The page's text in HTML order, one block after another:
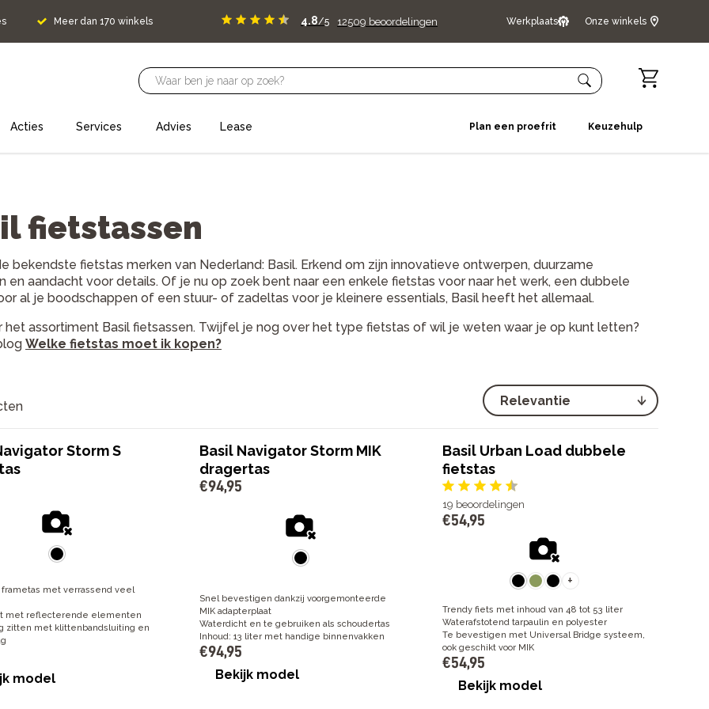
Meer dan 170 winkels 4.8/5 12509 beoordelingen Werkplaats Onze winkels
Acties Services Advies Lease Plan een proefrit Keuzehulp
fietstassen
bekendste fietstas merken van Nederland: Basil. Erkend om zijn innovatieve ontwerpen, duurzame
en aandacht voor details. Of je nu op zoek bent naar een enkele fietstas voor naar het werk, een dubbele
al je boodschappen of een stuur- of zadeltas voor je kleinere essentials, Basil heeft het allemaal.
het assortiment Basil fietsassen. Twijfel je nog over het type fietstas of wil je weten waar je op kunt letten?
Welke fietstas moet ik kopen?
Storm S
frametas met verrassend veel
met reflecterende elementen
zitten met klittenbandsluiting en
model
Basil Navigator Storm MIK
dragertas
€94,95
Snel bevestigen dankzij voorgemonteerde
MIK adapterplaat
Waterdicht en te gebruiken als schoudertas
Inhoud: 13 liter met handige binnenvakken
€94,95
Bekijk model
Basil Urban Load dubbele
fietstas
19 beoordelingen
€54,95
+
Trendy fiets met inhoud van 48 tot 53 liter
Waterafstotend tarpaulin en polyester
Te bevestigen met Universal Bridge systeem,
ook geschikt voor MIK
€54,95
Bekijk model